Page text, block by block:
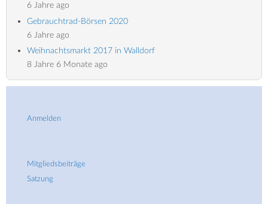
6 Jahre ago
Gebrauchtrad-Börsen 2020
6 Jahre ago
Weihnachtsmarkt 2017 in Walldorf
8 Jahre 6 Monate ago
User
Anmelden
Fußbereich
Mitgliedsbeiträge
Satzung